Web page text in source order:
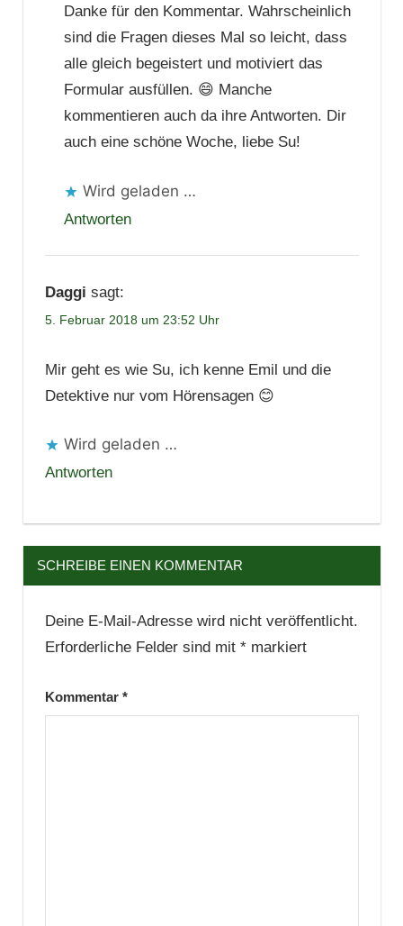
Danke für den Kommentar. Wahrscheinlich
sind die Fragen dieses Mal so leicht, dass
alle gleich begeistert und motiviert das
Formular ausfüllen. 😄 Manche
kommentieren auch da ihre Antworten. Dir
auch eine schöne Woche, liebe Su!
Wird geladen …
Antworten
Daggi sagt:
5. Februar 2018 um 23:52 Uhr
Mir geht es wie Su, ich kenne Emil und die
Detektive nur vom Hörensagen 😊
Wird geladen …
Antworten
SCHREIBE EINEN KOMMENTAR
Deine E-Mail-Adresse wird nicht veröffentlicht.
Erforderliche Felder sind mit *markiert
Kommentar *